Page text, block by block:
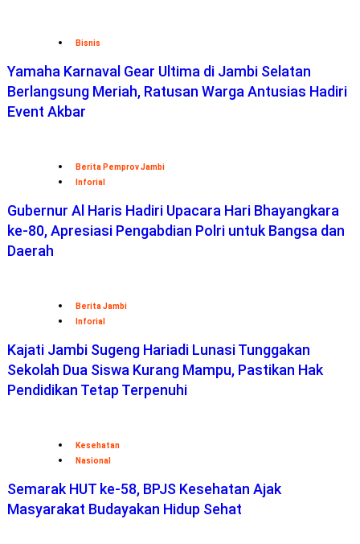
Bisnis
Yamaha Karnaval Gear Ultima di Jambi Selatan
Berlangsung Meriah, Ratusan Warga Antusias Hadiri
Event Akbar
Berita Pemprov Jambi
Inforial
Gubernur Al Haris Hadiri Upacara Hari Bhayangkara
ke-80, Apresiasi Pengabdian Polri untuk Bangsa dan
Daerah
Berita Jambi
Inforial
Kajati Jambi Sugeng Hariadi Lunasi Tunggakan
Sekolah Dua Siswa Kurang Mampu, Pastikan Hak
Pendidikan Tetap Terpenuhi
Kesehatan
Nasional
Semarak HUT ke-58, BPJS Kesehatan Ajak
Masyarakat Budayakan Hidup Sehat